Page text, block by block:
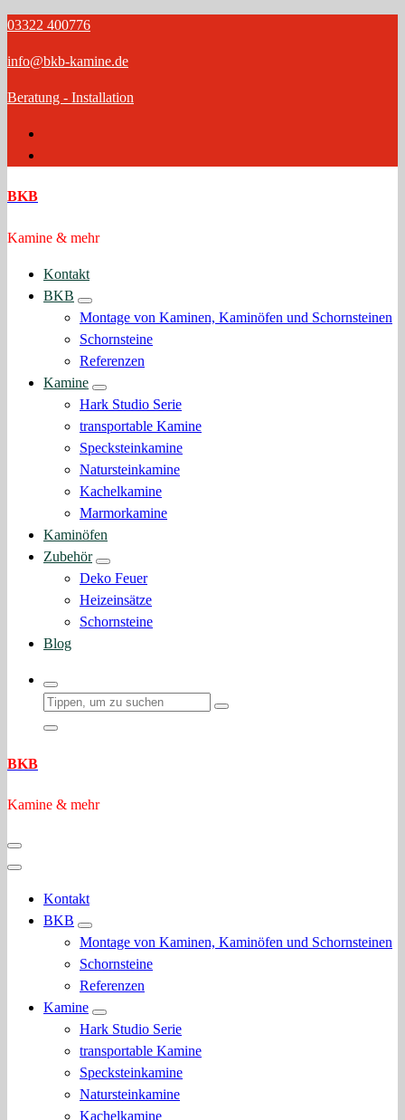
Zum
springen
03322 400776
info@bkb-kamine.de
Beratung - Installation
BKB
Kamine & mehr
Kontakt
BKB
Montage von Kaminen, Kaminöfen und Schornsteinen
Schornsteine
Referenzen
Kamine
Hark Studio Serie
transportable Kamine
Specksteinkamine
Natursteinkamine
Kachelkamine
Marmorkamine
Kaminöfen
Zubehör
Deko Feuer
Heizeinsätze
Schornsteine
Blog
BKB
Kamine & mehr
Kontakt
BKB
Montage von Kaminen, Kaminöfen und Schornsteinen
Schornsteine
Referenzen
Kamine
Hark Studio Serie
transportable Kamine
Specksteinkamine
Natursteinkamine
Kachelkamine